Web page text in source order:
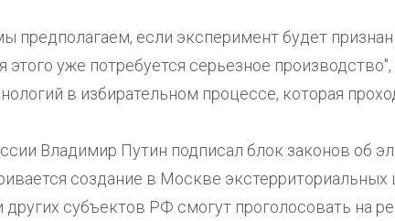
предполагаем, если эксперимент будет
этого уже потребуется серьезное
в избирательном процессе, которая
Владимир Путин подписал блок законов об
создание в Москве
других субъектов РФ смогут проголосовать на